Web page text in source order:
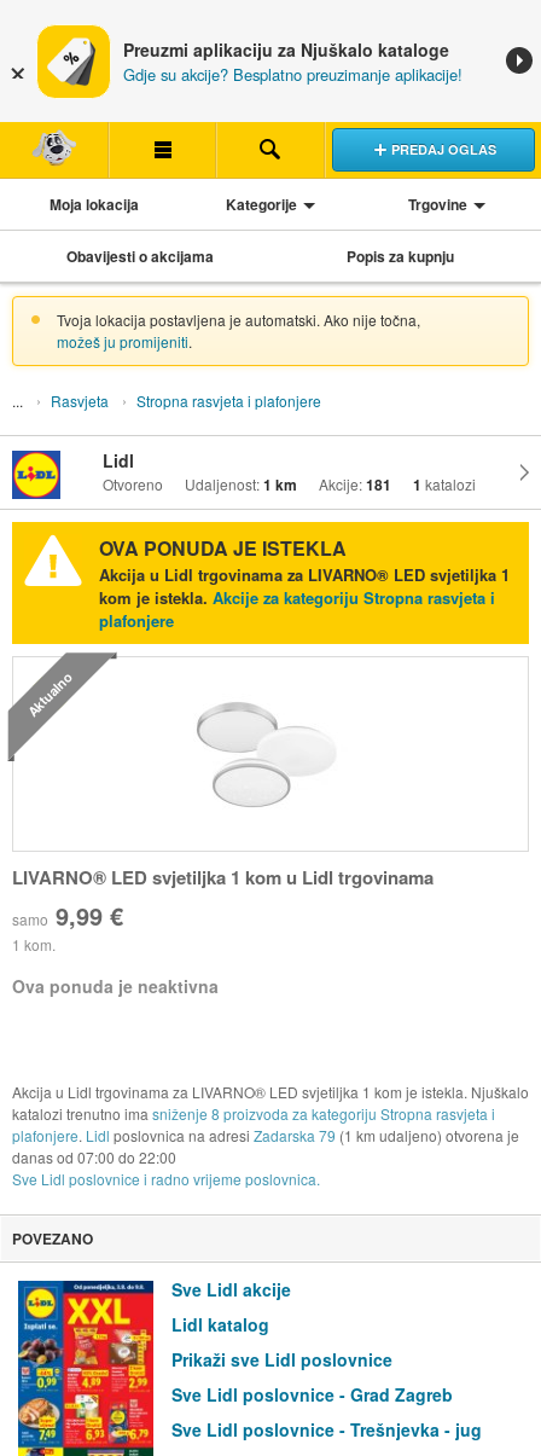
Preuzmi aplikaciju za Njuškalo kataloge
Gdje su akcije? Besplatno preuzimanje aplikacije!
PREDAJ OGLAS
Moja lokacija Kategorije Trgovine
Obavijesti o akcijama Popis za kupnju
Tvoja lokacija postavljena je automatski. Ako nije točna,
možeš ju promijeniti.
Rasvjeta Stropna rasvjeta i plafonjere
Lidl
Otvoreno Udaljenost:1 km Akcije:181 1 katalozi
OVA PONUDA JE ISTEKLA
Akcija u Lidl trgovinama za LIVARNO® LED svjetiljka 1
kom je istekla. Akcije za kategoriju Stropna rasvjeta i
plafonjere
Aktualno
LIVARNO® LED svjetiljka 1 kom u Lidl trgovinama
samo 9,99 €
1 kom.
Ova ponuda je neaktivna
Akcija u Lidl trgovinama za LIVARNO® LED svjetiljka 1 kom je istekla. Njuškalo
katalozi trenutno ima sniženje 8 proizvoda za kategoriju Stropna rasvjeta i
plafonjere. Lidl poslovnica na adresi Zadarska 79 (1 km udaljeno) otvorena je
danas od 07:00 do 22:00
Sve Lidl poslovnice i radno vrijeme poslovnica.
POVEZANO
Sve Lidl akcije
Lidl katalog
Prikaži sve Lidl poslovnice
Sve Lidl poslovnice - Grad Zagreb
Sve Lidl poslovnice - Trešnjevka - jug